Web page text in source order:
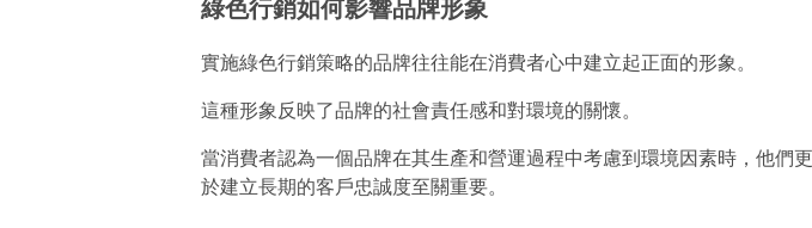
綠色行銷如何影響品牌形象
實施綠色行銷策略的品牌往往能在消費者心中建立起正面的形象。
這種形象反映了品牌的社會責任感和對環境的關懷。
當消費者認為一個品牌在其生產和營運過程中考慮到環境因素時，他們
於建立長期的客戶忠誠度至關重要。